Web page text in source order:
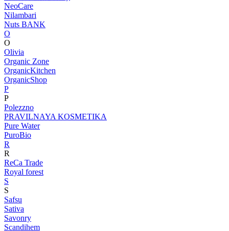
NeoCare
Nilambari
Nuts BANK
O
O
Olivia
Organic Zone
OrganicKitchen
OrganicShop
P
P
Polezzno
PRAVILNAYA KOSMETIKA
Pure Water
PuroBio
R
R
ReCa Trade
Royal forest
S
S
Safsu
Sativa
Savonry
Scandihem